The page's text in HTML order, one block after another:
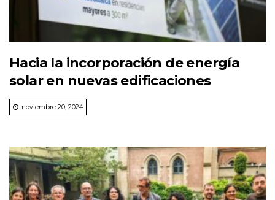
Hacia la incorporación de energía
solar en nuevas edificaciones
noviembre 20, 2024